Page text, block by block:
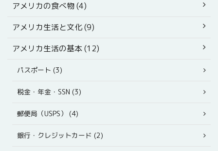
アメリカの食べ物 (4)
アメリカ生活と文化 (9)
アメリカ生活の基本 (12)
パスポート (3)
税金・年金・SSN (3)
郵便局（USPS） (4)
銀行・クレジットカード (2)